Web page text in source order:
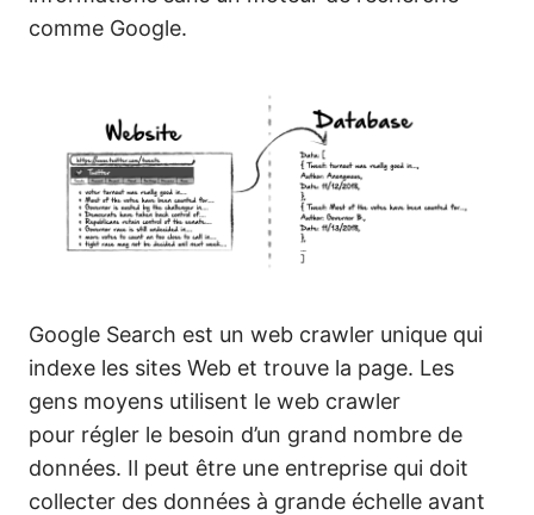
comme Google.
Google Search est un web crawler unique qui
indexe les sites Web et trouve la page. Les
gens moyens utilisent le web crawler
pour régler le besoin d’un grand nombre de
données. Il peut être une entreprise qui doit
collecter des données à grande échelle avant